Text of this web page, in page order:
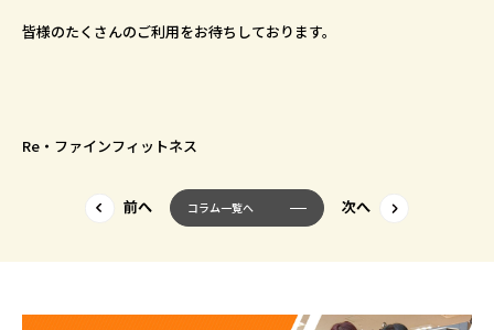
皆様のたくさんのご利用をお待ちしております。
Re・ファインフィットネス
コラム一覧へ